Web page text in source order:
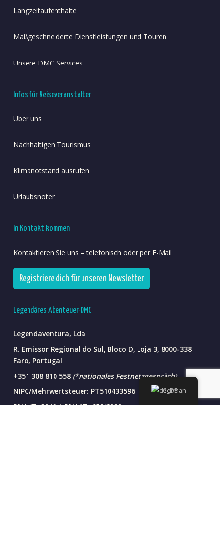
Langzeitaufenthalte
Maßgeschneiderte Dienstleistungen und Touren
Unsere DMC-Services
Infos für Reiseveranstalter
Über uns
Nachhaltigen Tourismus
Klimanotstand ausrufen
Urlaubsnoten
In Kontakt kommen
Kontaktieren Sie uns – telefonisch oder per E-Mail
Registriere dich für unseren Newsletter
Legendäres Abenteuer-DMC
Legendaventura, Lda
R. Emissor Regional do Sul, Bloco D, Loja 3, 8000-338
Faro, Portugal
+351 308 810 558 (*nationales Festnetzgespräch)
NIPC/Mehrwertsteuer: PT510433596
RNAVT: 3942 | RNAAT: 658/2020
German